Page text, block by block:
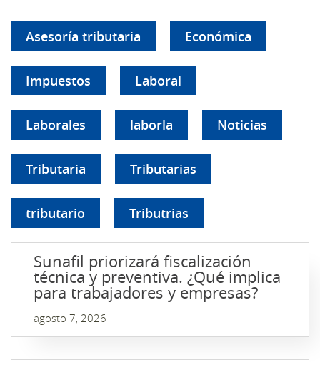
Asesoría tributaria Económica
Impuestos Laboral
Laborales laborla Noticias
Tributaria Tributarias
tributario Tributrias
Sunafil priorizará fiscalización
técnica y preventiva. ¿Qué implica
para trabajadores y empresas?
agosto 7, 2026